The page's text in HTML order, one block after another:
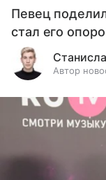
Певец
стал его
Автор